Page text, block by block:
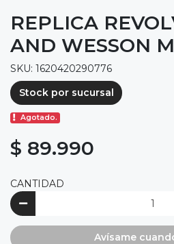
REPLICA
AND WESSON
SKU: 1620420290776
Stock por sucursal
Agotado.
$ 89.990
CANTIDAD
Avísame